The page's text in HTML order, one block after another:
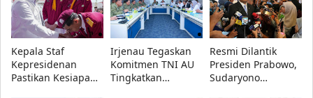
Kepala Staf
Kepresidenan
Pastikan Kesiapan
Irjenau Tegaskan
Komitmen TNI AU
Tingkatkan
Resmi Dilantik
Presiden Prabowo,
Sudaryono